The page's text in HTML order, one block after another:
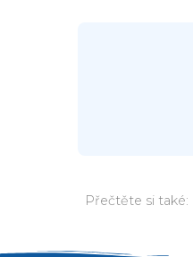
Přečtěte si také: